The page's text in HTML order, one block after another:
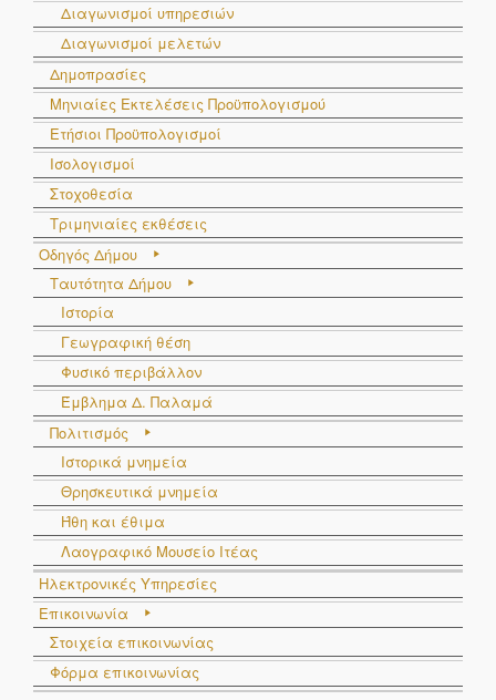
Διαγωνισμοί υπηρεσιών
Διαγωνισμοί μελετών
Δημοπρασίες
Μηνιαίες Εκτελέσεις Προϋπολογισμού
Ετήσιοι Προϋπολογισμοί
Ισολογισμοί
Στοχοθεσία
Τριμηνιαίες εκθέσεις
Οδηγός Δήμου
Ταυτότητα Δήμου
Ιστορία
Γεωγραφική θέση
Φυσικό περιβάλλον
Έμβλημα Δ. Παλαμά
Πολιτισμός
Ιστορικά μνημεία
Θρησκευτικά μνημεία
Ήθη και έθιμα
Λαογραφικό Μουσείο Ιτέας
Ηλεκτρονικές Υπηρεσίες
Επικοινωνία
Στοιχεία επικοινωνίας
Φόρμα επικοινωνίας